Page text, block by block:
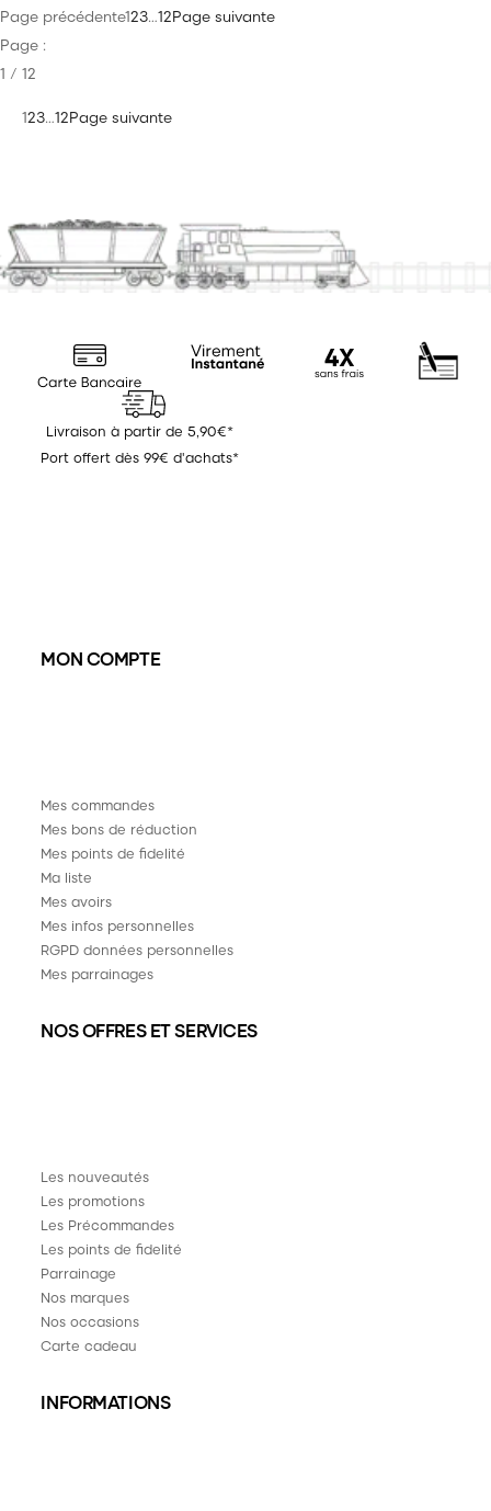
Page précédente123…12Page suivante
Page :
1 / 12
123…12Page suivante
Livraison à partir de 5,90€*
Port offert dès 99€ d'achats*
MON COMPTE
Mes commandes
Mes bons de réduction
Mes points de fidelité
Ma liste
Mes avoirs
Mes infos personnelles
RGPD données personnelles
Mes parrainages
NOS OFFRES ET SERVICES
Les nouveautés
Les promotions
Les Précommandes
Les points de fidelité
Parrainage
Nos marques
Nos occasions
Carte cadeau
INFORMATIONS